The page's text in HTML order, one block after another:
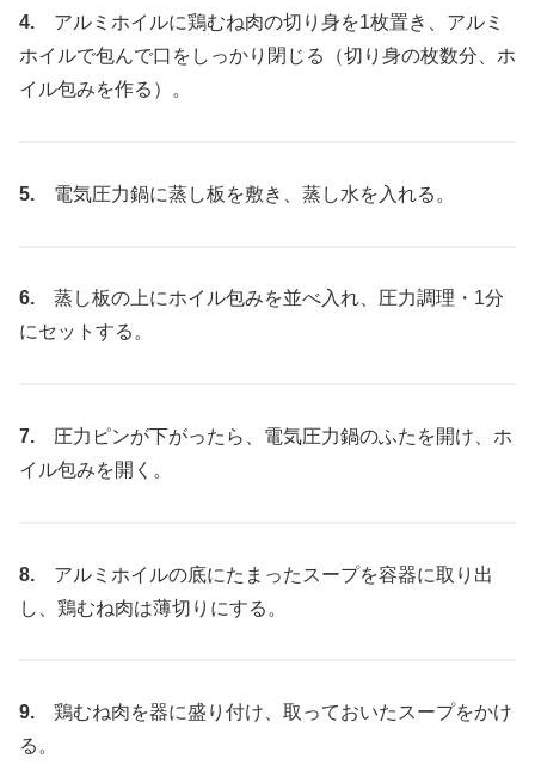
4. アルミホイルに鶏むね肉の切り身を1枚置き、アルミ
ホイルで包んで口をしっかり閉じる（切り身の枚数分、ホ
イル包みを作る）。
5. 電気圧力鍋に蒸し板を敷き、蒸し水を入れる。
6. 蒸し板の上にホイル包みを並べ入れ、圧力調理・1分
にセットする。
7. 圧力ピンが下がったら、電気圧力鍋のふたを開け、ホ
イル包みを開く。
8. アルミホイルの底にたまったスープを容器に取り出
し、鶏むね肉は薄切りにする。
9. 鶏むね肉を器に盛り付け、取っておいたスープをかけ
る。